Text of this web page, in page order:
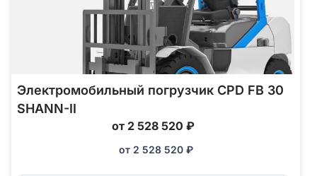
Электромобильный погрузчик CPD FB 30
SHANN-II
от 2 528 520 ₽
от 2 528 520 ₽